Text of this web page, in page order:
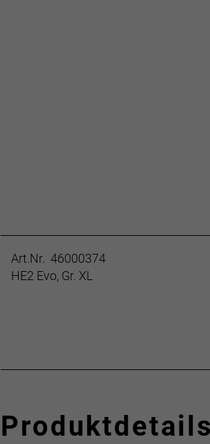
Art.Nr. 46000374
HE2 Evo, Gr. XL
Produktdetails